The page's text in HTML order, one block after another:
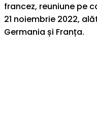
francez, reuniune pe
21 noiembrie 2022,
Germania și Franța.